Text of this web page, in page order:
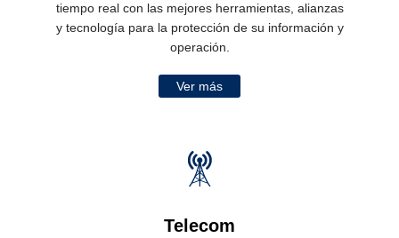
tiempo real con las mejores herramientas, alianzas
y tecnología para la protección de su información y
operación.
Ver más
Telecom